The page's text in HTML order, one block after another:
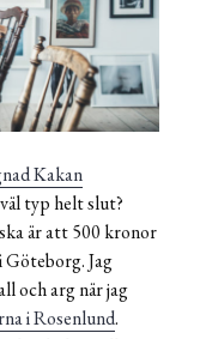
Kakan
typ helt slut?
är att 500 kronor
i Göteborg. Jag
och arg när jag
i Rosenlund.